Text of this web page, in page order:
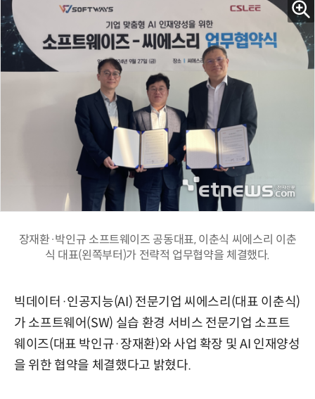
장재환·박인규 소프트웨이즈 공동대표, 이춘식 씨에스리 이춘
식 대표(왼쪽부터)가 전략적 업무협약을 체결했다.
빅데이터·인공지능(AI) 전문기업 씨에스리(대표 이춘식)
가 소프트웨어(SW) 실습 환경 서비스 전문기업 소프트
웨이즈(대표 박인규·장재환)와 사업 확장 및 AI 인재양성
을 위한 협약을 체결했다고 밝혔다.